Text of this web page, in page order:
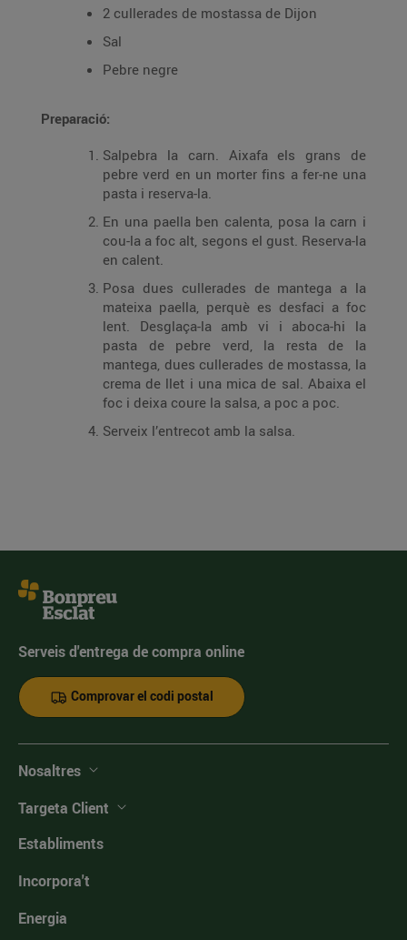
2 cullerades de mostassa de Dijon
Sal
Pebre negre
Preparació:
Salpebra la carn. Aixafa els grans de
pebre verd en un morter fins a fer-ne una
pasta i reserva-la.
En una paella ben calenta, posa la carn i
cou-la a foc alt, segons el gust. Reserva-la
en calent.
Posa dues cullerades de mantega a la
mateixa paella, perquè es desfaci a foc
lent. Desglaça-la amb vi i aboca-hi la
pasta de pebre verd, la resta de la
mantega, dues cullerades de mostassa, la
crema de llet i una mica de sal. Abaixa el
foc i deixa coure la salsa, a poc a poc.
Serveix l’entrecot amb la salsa.
Serveis d'entrega de compra online
Comprovar el codi postal
Nosaltres
Targeta Client
Establiments
Incorpora't
Energia